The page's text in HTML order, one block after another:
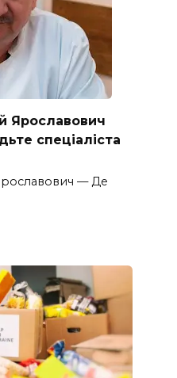
Ярославович
спеціаліста
— Де